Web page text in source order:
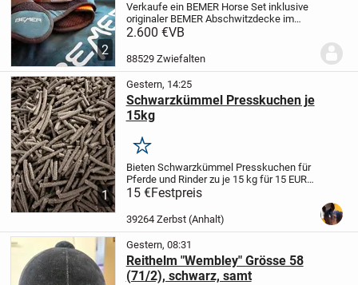
2
Verkaufe ein BEMER Horse Set inklusive
originaler BEMER Abschwitzdecke im
Komplettset.Das Set wurde im Juni 2021
sich in einem sehr guten, gepflegten
2.600 €VB
88529 Zwiefalten
1
Gestern, 14:25
Schwarzkümmel Presskuchen je
15kg
Merken
Bieten Schwarzkümmel Presskuchen für
Pferde und Rinder zu je 15 kg für 15 EUR
an. Haupteinsatzbereiche und
Atemwege: Hilft bei
staubbedingtem Husten, leichten
Bronchialreizungen und...
15 €Festpreis
39264 Zerbst (Anhalt)
Gestern, 08:31
Reithelm "Wembley" Grösse 58
(71/2), schwarz, samt